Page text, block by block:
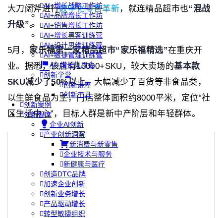
AI+增长战略工作坊
AI+品牌增长工作坊
AI+销售增长工作坊
AI+增长黑客训练营
AI+设计思维训练营
AI+敏捷管理训练营
AI+增长集思会
创新学堂
创新讲座
创新工具
创新案例
创新智库
企业AI创新
产业创新洞察
新消费与新零售
企业技术与服务
新健康与医疗
创造DTC品牌
加速企业创新
创新业务增长
产品驱动增长
转型敏捷组织
大刀阔斧进行数字化零售革新，就连精品超市也“混战
升级”。
5月， 家乐福第一家精品超市“家乐福精选”在重庆开
业。据悉，该店有10000+SKU，较大卖场的基本款
SKU减少了50%以上，大幅减少了百货等非食品类，
以生鲜食品为主，门店整体面积约8000平米，定位“社
区生活中心”，目标人群是新中产阶层和年轻群体。